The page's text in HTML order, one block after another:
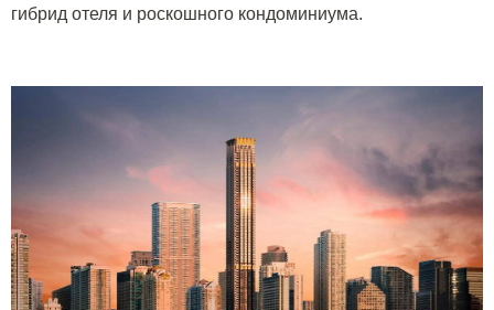
гибрид отеля и роскошного кондоминиума.